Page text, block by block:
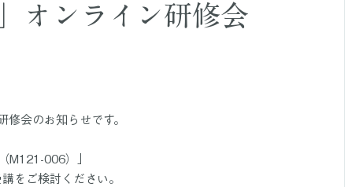
オンライン研修会
会のお知らせです。
M121-006）」
をご検討ください。